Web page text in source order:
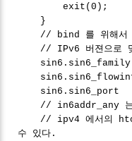
exit(0);
}
// bind 를 위해서 소
// IPv6 버젼으로
sin6.sin6_family
sin6.sin6_port
// in6addr_any 는
// ipv4 에서의
수 있다.